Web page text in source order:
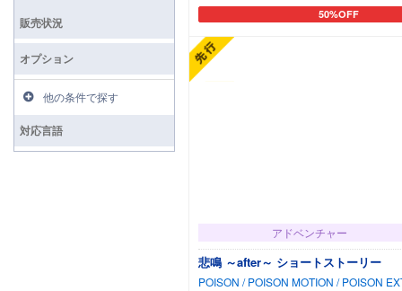
50%OFF
カートに追加
アドベンチャー
悲鳴 ～after～ ショートストーリー
POISON / POISON MOTION / POISON
販売状況
オプション
他の条件で探す
対応言語